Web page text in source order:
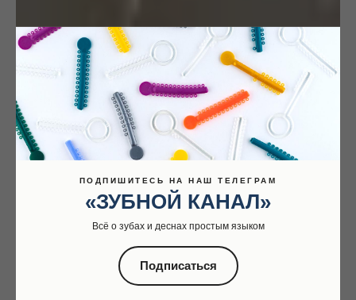
ПОДПИШИТЕСЬ НА НАШ ТЕЛЕГРАМ
«ЗУБНОЙ КАНАЛ»
Всё о зубах и деснах простым языком
Подписаться